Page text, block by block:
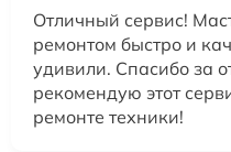
Отличный сервис!
ремонтом быстро и
удивили. Спасибо за
рекомендую этот
ремонте техники!